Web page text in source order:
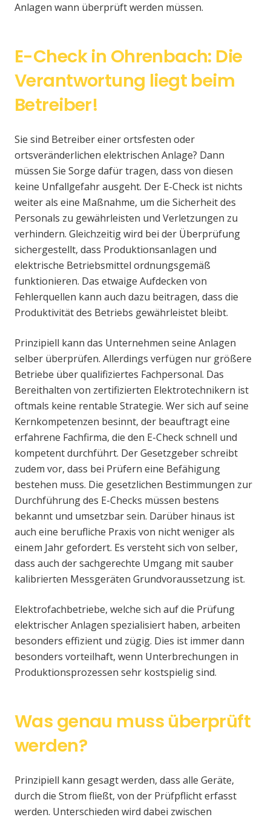
Anlagen wann überprüft werden müssen.
E-Check in Ohrenbach: Die
Verantwortung liegt beim
Betreiber!
Sie sind Betreiber einer ortsfesten oder
ortsveränderlichen elektrischen Anlage? Dann
müssen Sie Sorge dafür tragen, dass von diesen
keine Unfallgefahr ausgeht. Der E-Check ist nichts
weiter als eine Maßnahme, um die Sicherheit des
Personals zu gewährleisten und Verletzungen zu
verhindern. Gleichzeitig wird bei der Überprüfung
sichergestellt, dass Produktionsanlagen und
elektrische Betriebsmittel ordnungsgemäß
funktionieren. Das etwaige Aufdecken von
Fehlerquellen kann auch dazu beitragen, dass die
Produktivität des Betriebs gewährleistet bleibt.
Prinzipiell kann das Unternehmen seine Anlagen
selber überprüfen. Allerdings verfügen nur größere
Betriebe über qualifiziertes Fachpersonal. Das
Bereithalten von zertifizierten Elektrotechnikern ist
oftmals keine rentable Strategie. Wer sich auf seine
Kernkompetenzen besinnt, der beauftragt eine
erfahrene Fachfirma, die den E-Check schnell und
kompetent durchführt. Der Gesetzgeber schreibt
zudem vor, dass bei Prüfern eine Befähigung
bestehen muss. Die gesetzlichen Bestimmungen zur
Durchführung des E-Checks müssen bestens
bekannt und umsetzbar sein. Darüber hinaus ist
auch eine berufliche Praxis von nicht weniger als
einem Jahr gefordert. Es versteht sich von selber,
dass auch der sachgerechte Umgang mit sauber
kalibrierten Messgeräten Grundvoraussetzung ist.
Elektrofachbetriebe, welche sich auf die Prüfung
elektrischer Anlagen spezialisiert haben, arbeiten
besonders effizient und zügig. Dies ist immer dann
besonders vorteilhaft, wenn Unterbrechungen in
Produktionsprozessen sehr kostspielig sind.
Was genau muss überprüft
werden?
Prinzipiell kann gesagt werden, dass alle Geräte,
durch die Strom fließt, von der Prüfpflicht erfasst
werden. Unterschieden wird dabei zwischen